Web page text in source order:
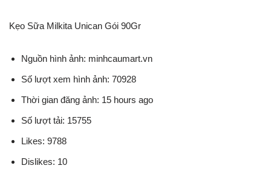
Kẹo Sữa Milkita Unican Gói 90Gr
Nguồn hình ảnh: minhcaumart.vn
Số lượt xem hình ảnh: 70928
Thời gian đăng ảnh: 15 hours ago
Số lượt tải: 15755
Likes: 9788
Dislikes: 10